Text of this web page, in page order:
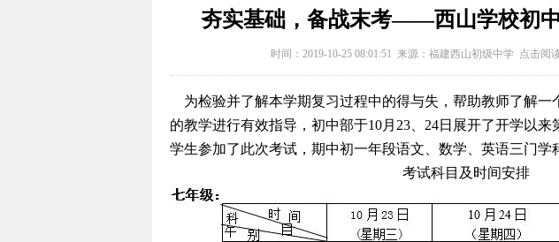
夯实基础，备战末考——西山学校初
时间：2019-10-25 08:01:51 来源： 福建西山初级中学 点击阅
为检验并了解本学期复习过程中的得与失，帮助教师了解一
的教学进行有效指导，初中部于10月23、24日展开了开学以
学生参加了此次考试，期中初一年段语文、数学、英语三门学
考试科目及时间安排